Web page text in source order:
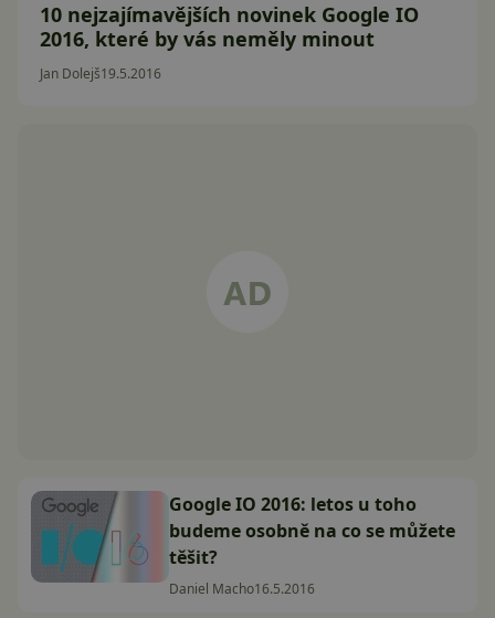
10 nejzajímavějších novinek Google IO
2016, které by vás neměly minout
Jan Dolejš19.5.2016
Google IO 2016: letos u toho
budeme osobně na co se můžete
těšit?
Daniel Macho16.5.2016